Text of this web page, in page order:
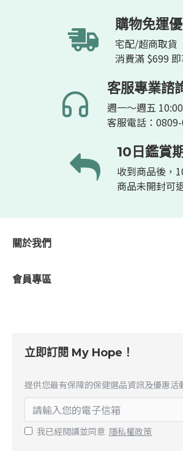
購物免運
宅配/超商取貨
消費滿 $699
客服專業諮
週一～週五
客服電話：
10日鑑賞期
收到商品後，
商品未開封可
關於我們
會員專區
立即訂閱 My Hope！
提供您最有保障的保健選品資訊及優惠活
我已經閱讀並同意 隱私權政策